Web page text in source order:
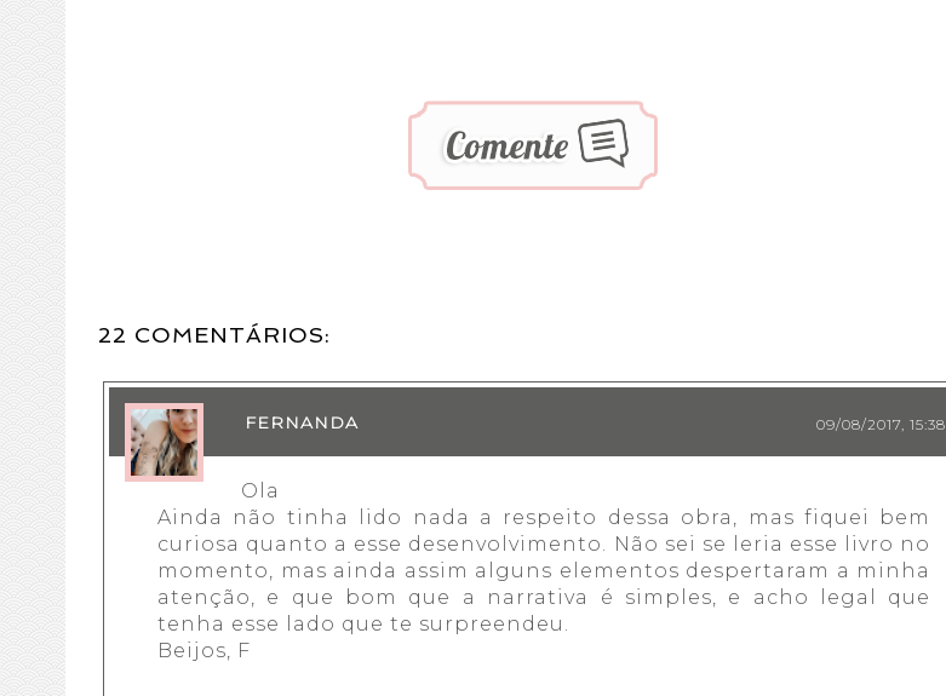
22 COMENTÁRIOS:
FERNANDA 09/08/2017, 15:38
Ola
Ainda não tinha lido nada a respeito dessa obra, mas fiquei bem
curiosa quanto a esse desenvolvimento. Não sei se leria esse livro no
momento, mas ainda assim alguns elementos despertaram a minha
atenção, e que bom que a narrativa é simples, e acho legal que
tenha esse lado que te surpreendeu.
Beijos, F